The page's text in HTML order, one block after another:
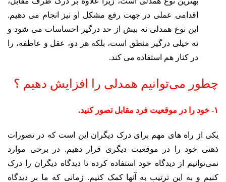
اقدامی عملی در جهت رفع مشکل او نیز انجام می دهیم.
این نوع همدلی نه بیش از حد درگیر احساسات می شود و
نه خیلی درگیر منطق است، بلکه هر دو، عقل و عاطفه، را
در کنار هم استفاده می کند.
چطور می‌توانیم همدلی را افزایش دهیم ؟
۱- خود را در موقعیت فرد مقابل تصور کنید.
یکی از راه های مهم برای درک دیگران این است که در تصورات
ذهنی خود را در موقعیت دیگری قرار دهیم. در برخی موارد
نمی‌توانیم از دیدگاه خود استفاده کرده تا دیدگاه دیگران را درک
کنیم و به این ترتیب به آنها کمک کنیم. زمانی که ما بر دیدگاه